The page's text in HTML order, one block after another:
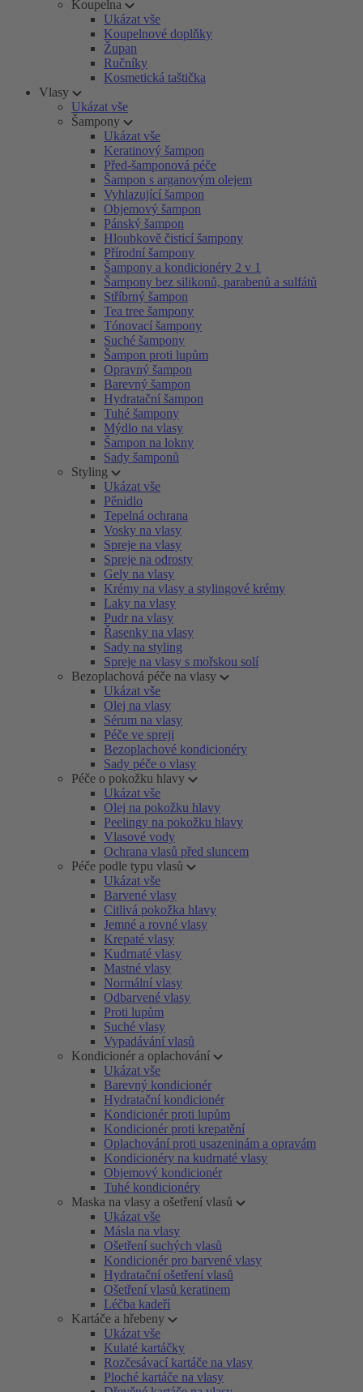
Koupelna
Ukázat vše
Koupelnové doplňky
Župan
Ručníky
Kosmetická taštička
Vlasy
Ukázat vše
Šampony
Ukázat vše
Keratinový šampon
Před-šamponová péče
Šampon s arganovým olejem
Vyhlazující šampon
Objemový šampon
Pánský šampon
Hloubkově čisticí šampony
Přírodní šampony
Šampony a kondicionéry 2 v 1
Šampony bez silikonů, parabenů a sulfátů
Stříbrný šampon
Tea tree šampony
Tónovací šampony
Suché šampony
Šampon proti lupům
Opravný šampon
Barevný šampon
Hydratační šampon
Tuhé šampony
Mýdlo na vlasy
Šampon na lokny
Sady šamponů
Styling
Ukázat vše
Pěnidlo
Tepelná ochrana
Vosky na vlasy
Spreje na vlasy
Spreje na odrosty
Gely na vlasy
Krémy na vlasy a stylingové krémy
Laky na vlasy
Pudr na vlasy
Řasenky na vlasy
Sady na styling
Spreje na vlasy s mořskou solí
Bezoplachová péče na vlasy
Ukázat vše
Olej na vlasy
Sérum na vlasy
Péče ve spreji
Bezoplachové kondicionéry
Sady péče o vlasy
Péče o pokožku hlavy
Ukázat vše
Olej na pokožku hlavy
Peelingy na pokožku hlavy
Vlasové vody
Ochrana vlasů před sluncem
Péče podle typu vlasů
Ukázat vše
Barvené vlasy
Citlivá pokožka hlavy
Jemné a rovné vlasy
Krepaté vlasy
Kudrnaté vlasy
Mastné vlasy
Normální vlasy
Odbarvené vlasy
Proti lupům
Suché vlasy
Vypadávání vlasů
Kondicionér a oplachování
Ukázat vše
Barevný kondicionér
Hydratační kondicionér
Kondicionér proti lupům
Kondicionér proti krepatění
Oplachování proti usazeninám a opravám
Kondicionéry na kudrnaté vlasy
Objemový kondicionér
Tuhé kondicionéry
Maska na vlasy a ošetření vlasů
Ukázat vše
Másla na vlasy
Ošetření suchých vlasů
Kondicionér pro barvené vlasy
Hydratační ošetření vlasů
Ošetření vlasů keratinem
Léčba kadeří
Kartáče a hřebeny
Ukázat vše
Kulaté kartáčky
Rozčesávací kartáče na vlasy
Ploché kartáče na vlasy